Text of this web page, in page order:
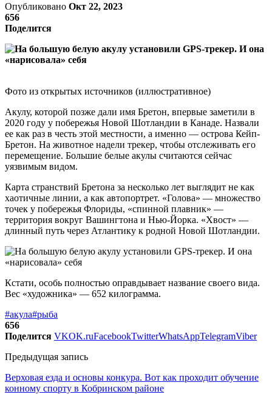
Опубликовано Окт 22, 2023
656
Поделится
Фото из открытых источников (иллюстративное)
Акулу, которой позже дали имя Бретон, впервые заметили в
2020 году у побережья Новой Шотландии в Канаде. Назвали
ее как раз в честь этой местности, а именно — острова Кейп-
Бретон. На животное надели трекер, чтобы отслеживать его
перемещение. Большие белые акулы считаются сейчас
уязвимым видом.
Карта странствий Бретона за несколько лет выглядит не как
хаотичные линии, а как автопортрет. «Голова» — множество
точек у побережья Флориды, «спинной плавник» —
территория вокруг Вашингтона и Нью-Йорка. «Хвост» —
длинный путь через Атлантику к родной Новой Шотландии.
Кстати, особь полностью оправдывает название своего вида.
Вес «художника» — 652 килограмма.
#акула#рыба
656
Поделится VKOK.ruFacebookTwitterWhatsAppTelegramViber
Предыдущая запись
Верховая езда и основы конкура. Вот как проходит обучение
конному спорту в Кобринском районе